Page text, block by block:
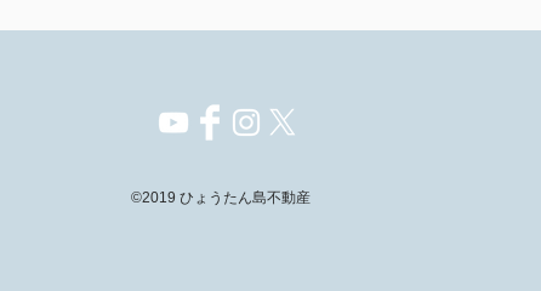
©2019 ひょうたん島不動産